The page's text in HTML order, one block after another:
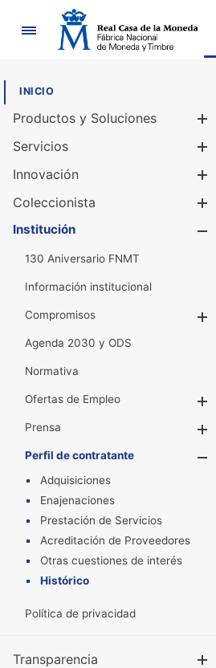
Navegación
INICIO
Productos y Soluciones
Servicios
Innovación
Coleccionista
Institución
130 Aniversario FNMT
Información institucional
Compromisos
Agenda 2030 y ODS
Normativa
Ofertas de Empleo
Prensa
Perfil de contratante
Adquisiciones
Enajenaciones
Prestación de Servicios
Acreditación de Proveedores
Otras cuestiones de interés
Histórico
Política de privacidad
Transparencia